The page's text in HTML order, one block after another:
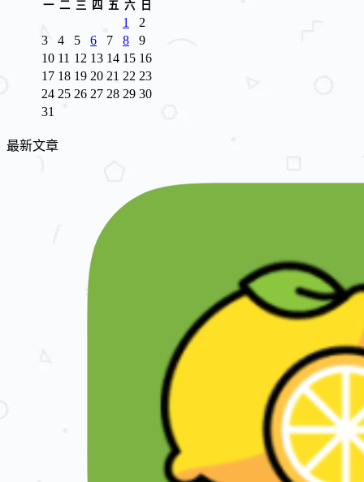
一 二 三 四 五 六 日
1
2
3
4 5 6 7 8
9
10 11 12 13 14 15 16
17 18 19 20 21 22 23
24 25 26 27 28 29 30
31
最新文章